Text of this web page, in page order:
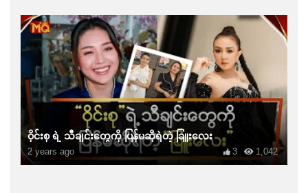
ဝိုင်းစု ရဲ့ သီချင်းတွေကို ပြန်မဆိုရဲတဲ့ ခြူးလေး
2 years ago 1,042
3